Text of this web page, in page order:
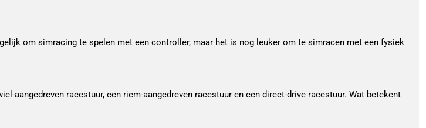
om simracing te spelen met een controller, maar het is nog leuker om te simracen met een fysiek
aangedreven racestuur, een riem-aangedreven racestuur en een direct-drive racestuur. Wat betekent